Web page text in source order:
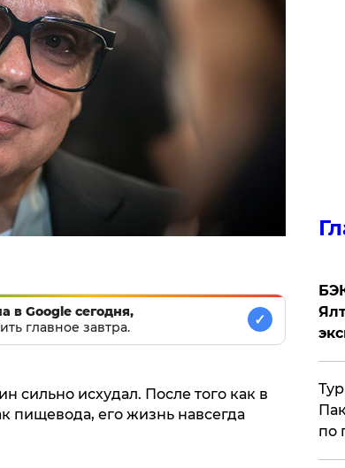
в Google сегодня,
главное завтра.
✓
исхудал. После того как в
пищевода, его жизнь навсегда
по